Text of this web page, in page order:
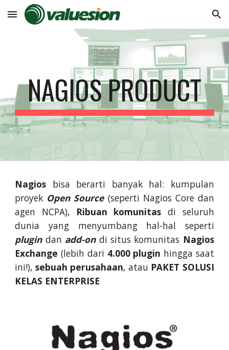
Skip to main content Skip to navigation
NAGIOS PRODUCT
Nagios bisa berarti banyak hal: kumpulan
proyek Open Source(seperti Nagios Core dan
agen NCPA), Ribuan komunitas di seluruh
dunia yang menyumbang hal-hal seperti
plugindan add-ondi situs komunitas Nagios
Exchange (lebih dari 4.000 plugin hingga saat
ini!), sebuah perusahaan, atau PAKET SOLUSI
KELAS ENTERPRISE